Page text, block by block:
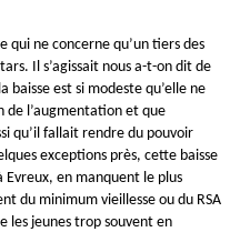
qui ne concerne qu’un tiers des
Il s’agissait nous a-t-on dit de
est si modeste qu’elle ne
de l’augmentation et que
qu’il fallait rendre du pouvoir
exceptions près, cette baisse
en manquent le plus
du minimum vieillesse ou du RSA
les jeunes trop souvent en